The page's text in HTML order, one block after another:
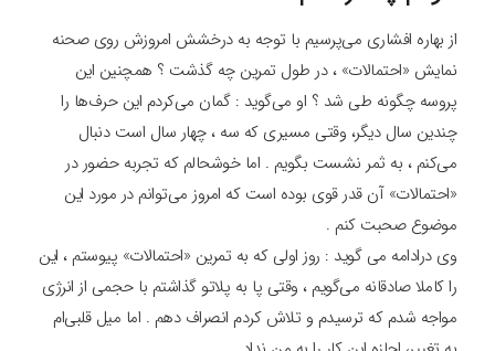
از بهاره افشاری می‌پرسیم با توجه به درخشش امروزش روی صحنه
نمایش «احتمالات» ، در طول تمرین چه گذشت ؟ همچنین این
پروسه چگونه طی شد ؟ او می‌گوید : گمان می‌کردم این حرف‌ها را
چندین سال دیگر، وقتی مسیری که سه ، چهار سال است دنبال
می‌کنم ، به ثمر نشست بگویم . اما خوشحالم که تجربه حضور در
«احتمالات» آن ‌قدر قوی بوده است که امروز می‌توانم در مورد این
موضوع صحبت کنم .
وی درادامه می‌ گوید : روز اولی که به تمرین «احتمالات» پیوستم ، این
را کاملا صادقانه می‌گویم ، وقتی پا به پلاتو گذاشتم با حجمی از انرژی
مواجه شدم که ترسیدم و تلاش کردم انصراف دهم . اما میل قلبی‌ام